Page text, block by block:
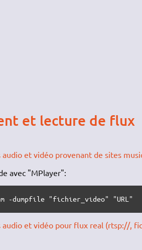
et lecture de flux
et vidéo provenant de sites
avec "MPlayer":
-dumpfile "fichier_video" "URL"
et vidéo pour flux real (rtsp://,